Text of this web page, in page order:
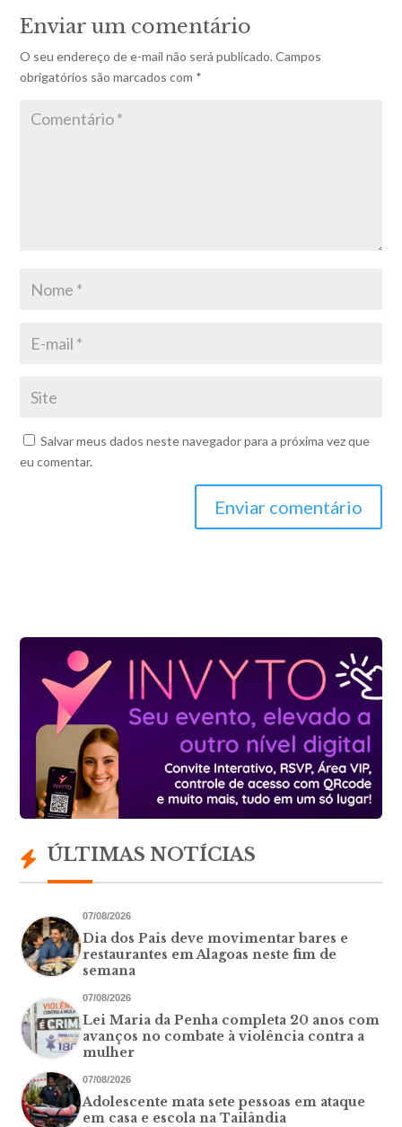
Enviar um comentário
O seu endereço de e-mail não será publicado. Campos
obrigatórios são marcados com *
Salvar meus dados neste navegador para a próxima vez que
eu comentar.
Enviar comentário
ÚLTIMAS NOTÍCIAS
07/08/2026
Dia dos Pais deve movimentar bares e
restaurantes em Alagoas neste fim de
semana
07/08/2026
Lei Maria da Penha completa 20 anos com
avanços no combate à violência contra a
mulher
07/08/2026
Adolescente mata sete pessoas em ataque
em casa e escola na Tailândia